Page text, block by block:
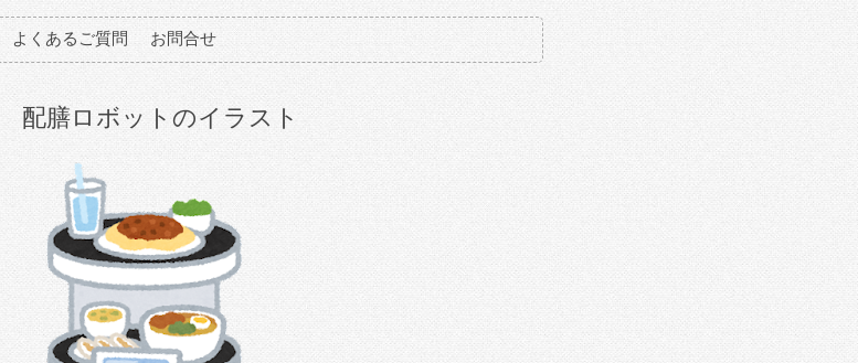
よくあるご質問 お問合せ
配膳ロボットのイラスト